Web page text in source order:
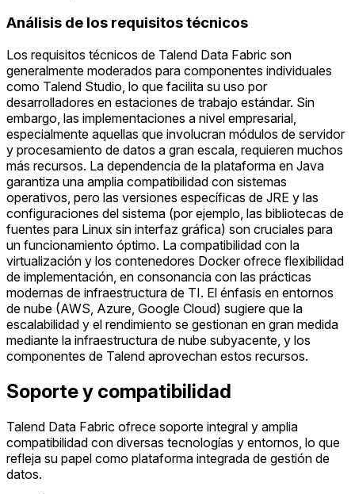
Análisis de los requisitos técnicos
Los requisitos técnicos de Talend Data Fabric son
generalmente moderados para componentes individuales
como Talend Studio, lo que facilita su uso por
desarrolladores en estaciones de trabajo estándar. Sin
embargo, las implementaciones a nivel empresarial,
especialmente aquellas que involucran módulos de servidor
y procesamiento de datos a gran escala, requieren muchos
más recursos. La dependencia de la plataforma en Java
garantiza una amplia compatibilidad con sistemas
operativos, pero las versiones específicas de JRE y las
configuraciones del sistema (por ejemplo, las bibliotecas de
fuentes para Linux sin interfaz gráfica) son cruciales para
un funcionamiento óptimo. La compatibilidad con la
virtualización y los contenedores Docker ofrece flexibilidad
de implementación, en consonancia con las prácticas
modernas de infraestructura de TI. El énfasis en entornos
de nube (AWS, Azure, Google Cloud) sugiere que la
escalabilidad y el rendimiento se gestionan en gran medida
mediante la infraestructura de nube subyacente, y los
componentes de Talend aprovechan estos recursos.
Soporte y compatibilidad
Talend Data Fabric ofrece soporte integral y amplia
compatibilidad con diversas tecnologías y entornos, lo que
refleja su papel como plataforma integrada de gestión de
datos.